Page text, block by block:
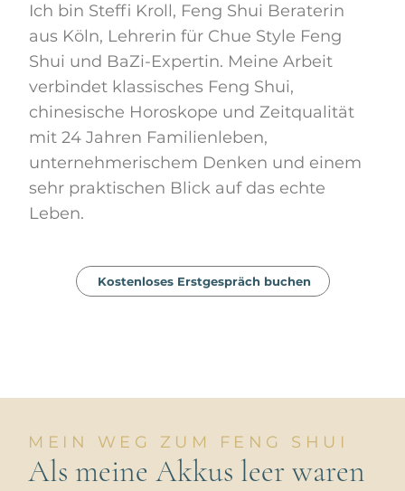
Ich bin Steffi Kroll, Feng Shui Beraterin
aus Köln, Lehrerin für Chue Style Feng
Shui und BaZi-Expertin. Meine Arbeit
verbindet klassisches Feng Shui,
chinesische Horoskope und Zeitqualität
mit 24 Jahren Familienleben,
unternehmerischem Denken und einem
sehr praktischen Blick auf das echte
Leben.
Kostenloses Erstgespräch buchen
MEIN WEG ZUM FENG SHUI
Als meine Akkus leer waren